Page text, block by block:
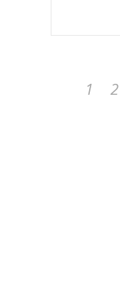
1 2